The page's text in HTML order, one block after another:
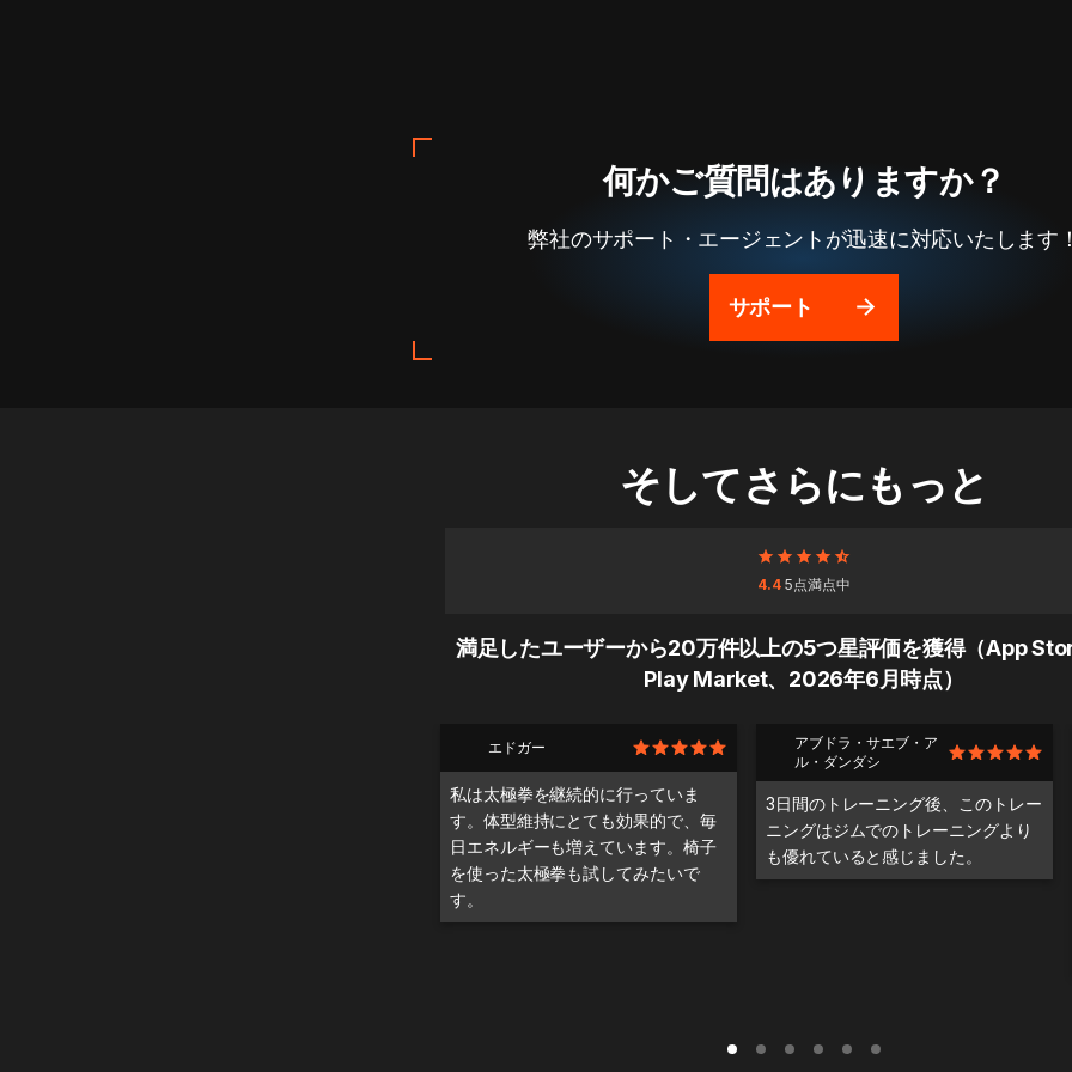
何かご質問はありますか？
弊社のサポート・エージェントが迅速に対応いたします
サポート
そしてさらにもっと
4.45点満点中
満足したユーザーから20万件以上の5つ星評価を獲得（App
Play Market、2026年6月時点）
エドガー
私は太極拳を継続的に行っていま
す。体型維持にとても効果的で、毎
日エネルギーも増えています。椅子
を使った太極拳も試してみたいで
す。
アブドラ・サエブ・ア
ル・ダンダシ
3日間のトレーニング後、このトレー
ニングはジムでのトレーニングより
も優れていると感じました。